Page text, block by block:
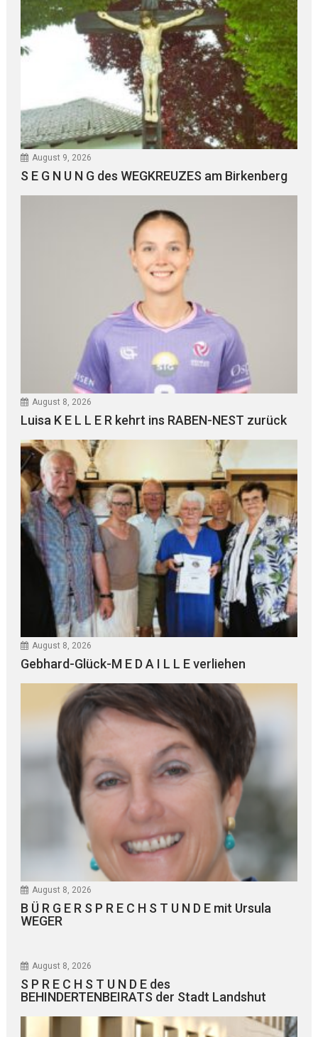
August 9, 2026
S E G N U N G des WEGKREUZES am Birkenberg
August 8, 2026
Luisa K E L L E R kehrt ins RABEN-NEST zurück
August 8, 2026
Gebhard-Glück-M E D A I L L E verliehen
August 8, 2026
B Ü R G E R S P R E C H S T U N D E mit Ursula
WEGER
August 8, 2026
S P R E C H S T U N D E des
BEHINDERTENBEIRATS der Stadt Landshut